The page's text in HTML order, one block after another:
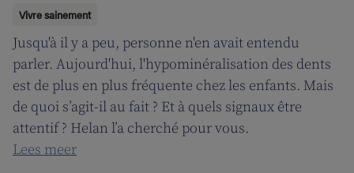
Vivre sainement
Jusqu'à il y a peu, personne n'en avait entendu
parler. Aujourd'hui, l'hypominéralisation des dents
est de plus en plus fréquente chez les enfants. Mais
de quoi s’agit-il au fait ? Et à quels signaux être
attentif ? Helan l’a cherché pour vous.
Lees meer